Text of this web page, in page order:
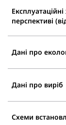
перспективі
Дані про
Дані про виріб
Схеми